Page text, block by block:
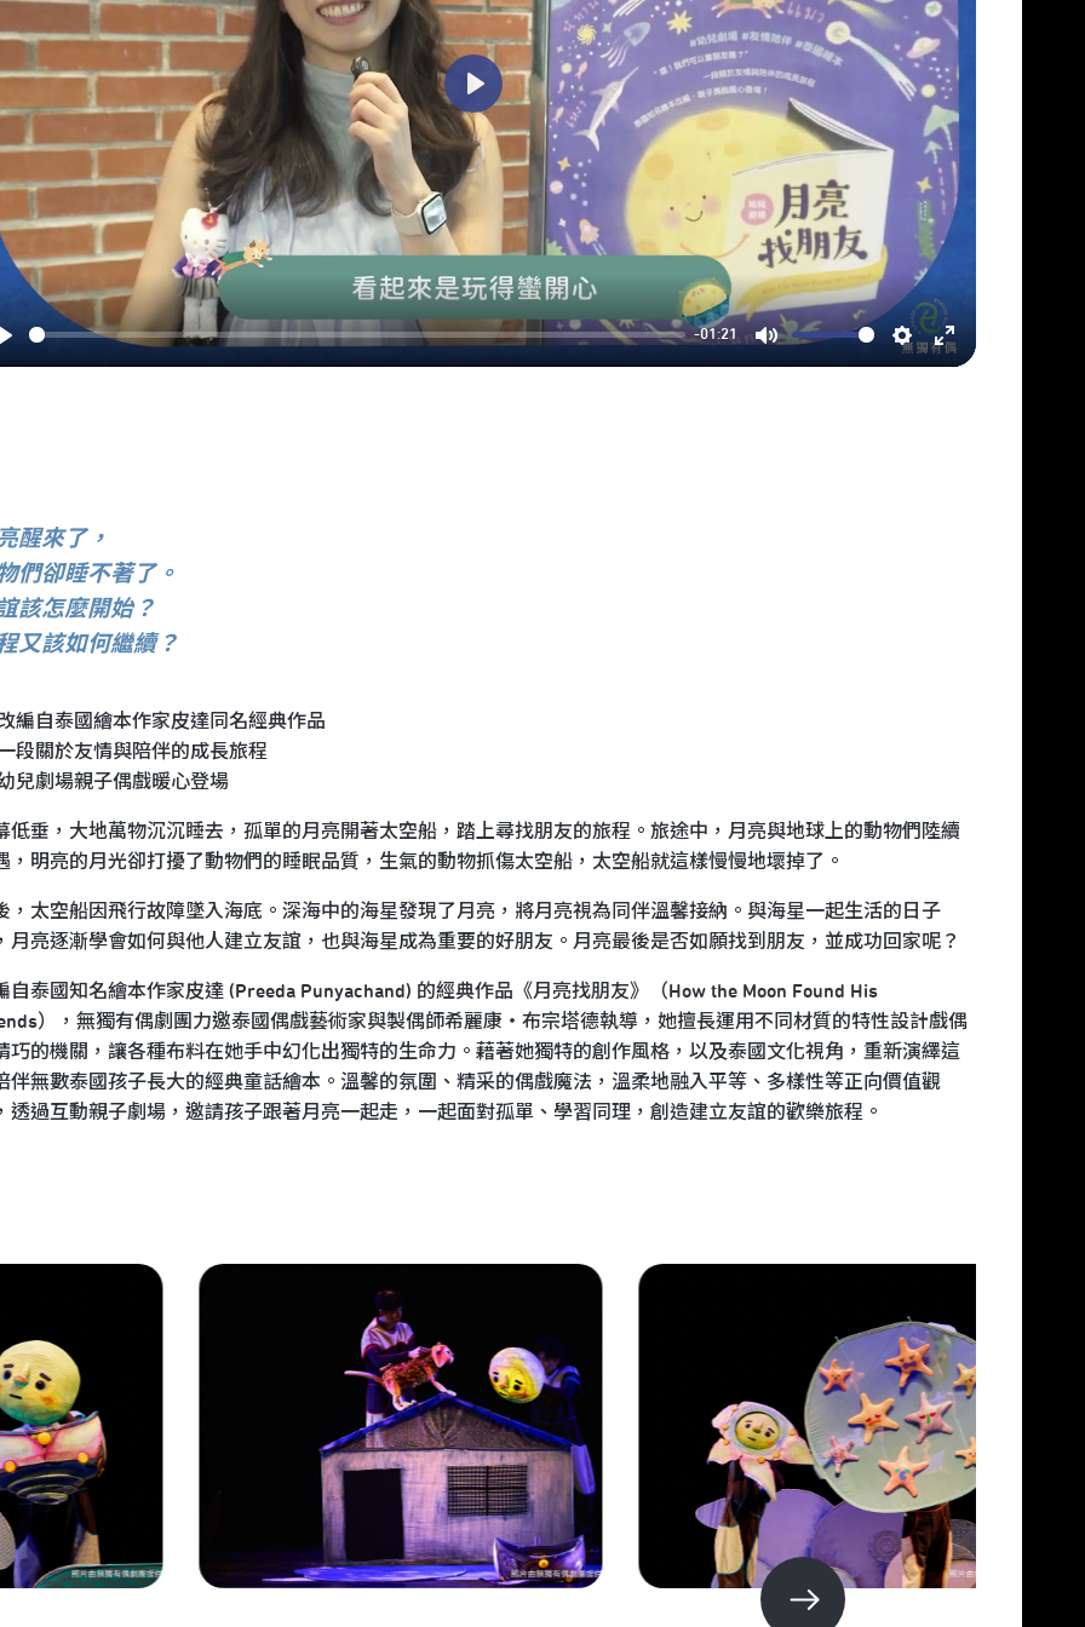
Play
-01:21
Mute Settings
Enter
Play
醒來了，
們卻睡不著了。
該怎麼開始？
又該如何繼續？
編自泰國繪本作家皮達同名經典作品
段關於友情與陪伴的成長旅程
兒劇場親子偶戲暖心登場
低垂，大地萬物沉沉睡去，孤單的月亮開著太空船，踏上尋找朋友的旅程。旅途中，月亮與地球上的動物們陸續
，明亮的月光卻打擾了動物們的睡眠品質，生氣的動物抓傷太空船，太空船就這樣慢慢地壞掉了。
，太空船因飛行故障墜入海底。深海中的海星發現了月亮，將月亮視為同伴溫馨接納。與海星一起生活的日子
月亮逐漸學會如何與他人建立友誼，也與海星成為重要的好朋友。月亮最後是否如願找到朋友，並成功回家呢？
自泰國知名繪本作家皮達 (Preeda Punyachand) 的經典作品《月亮找朋友》（How the Moon Found His
），無獨有偶劇團力邀泰國偶戲藝術家與製偶師希麗康・布宗塔德執導，她擅長運用不同材質的特性設計戲偶
巧的機關，讓各種布料在她手中幻化出獨特的生命力。藉著她獨特的創作風格，以及泰國文化視角，重新演繹這
伴無數泰國孩子長大的經典童話繪本。溫馨的氛圍、精采的偶戲魔法，溫柔地融入平等、多樣性等正向價值觀
透過互動親子劇場，邀請孩子跟著月亮一起走，一起面對孤單、學習同理，創造建立友誼的歡樂旅程。